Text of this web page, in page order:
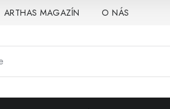
ARTHAS MAGAZÍN O NÁS